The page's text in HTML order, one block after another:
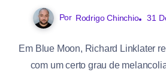
Por Rodrigo Chinchio 31
Em Blue Moon, Richard Linklater
com um certo grau de